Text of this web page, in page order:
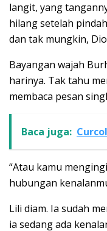
langit, yang
hilang setelah
dan tak mungkin,
Bayangan wajah
harinya. Tak tahu
membaca pesan
Baca juga:
“Atau kamu
hubungan
Lili diam. Ia sudah
ia sedang ada